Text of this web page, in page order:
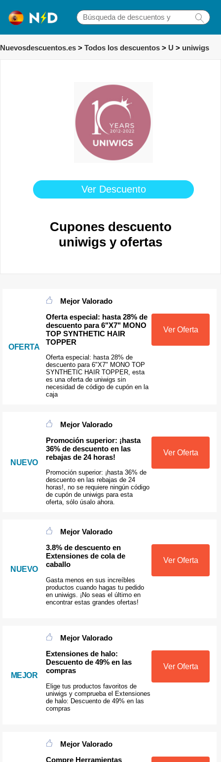
Nuevosdescuentos.es > Todos los descuentos > U > uniwigs
Ver Descuento
Cupones descuento
uniwigs y ofertas
OFERTA
Mejor Valorado
Oferta especial: hasta 28% de
descuento para 6"X7" MONO
TOP SYNTHETIC HAIR
TOPPER
Oferta especial: hasta 28% de
descuento para 6"X7" MONO TOP
SYNTHETIC HAIR TOPPER, esta
es una oferta de uniwigs sin
necesidad de código de cupón en la
caja
Ver Oferta
NUEVO
Mejor Valorado
Promoción superior: ¡hasta
36% de descuento en las
rebajas de 24 horas!
Promoción superior: ¡hasta 36% de
descuento en las rebajas de 24
horas!, no se requiere ningún código
de cupón de uniwigs para esta
oferta, sólo úsalo ahora.
Ver Oferta
NUEVO
Mejor Valorado
3.8% de descuento en
Extensiones de cola de
caballo
Gasta menos en sus increíbles
productos cuando hagas tu pedido
en uniwigs. ¡No seas el último en
encontrar estas grandes ofertas!
Ver Oferta
MEJOR
Mejor Valorado
Extensiones de halo:
Descuento de 49% en las
compras
Elige tus productos favoritos de
uniwigs y comprueba el Extensiones
de halo: Descuento de 49% en las
compras
Ver Oferta
Mejor Valorado
Compre Herramientas